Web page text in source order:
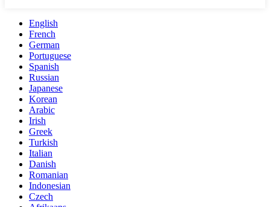
English
French
German
Portuguese
Spanish
Russian
Japanese
Korean
Arabic
Irish
Greek
Turkish
Italian
Danish
Romanian
Indonesian
Czech